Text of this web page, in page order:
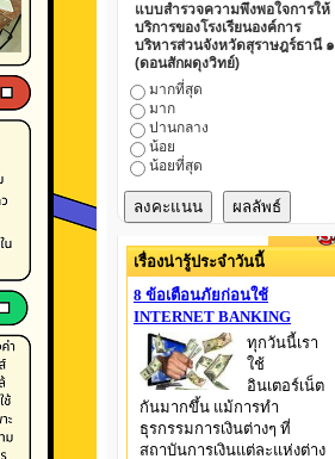
แบบสำรวจความพึงพอใจการให้
บริการของโรงเรียนองค์การ
บริหารส่วนจังหวัดสุราษฎร์ธานี ๑
(ดอนสักผดุงวิทย์)
มากที่สุด
มาก
ปานกลาง
น้อย
น้อยที่สุด